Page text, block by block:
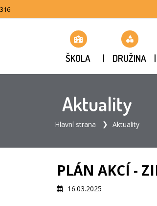
ŠKOLA DRUŽINA
Aktuality
Hlavní strana Aktuality
PLÁN AKCÍ -
16.03.2025